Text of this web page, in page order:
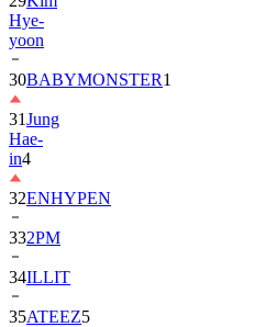
30BABYMONSTER
31Jung
Hae-
in4
32ENHYPEN
332PM
34ILLIT
35ATEEZ
36ZEROBASEONE